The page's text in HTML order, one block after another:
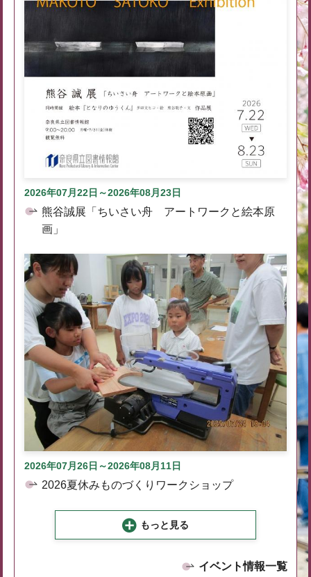
2026年07月22日～2026年08月23日
熊谷誠展「ちいさい舟 アートワークと絵本原
画」
2026年07月26日～2026年08月11日
2026夏休みものづくりワークショップ
もっと見る
イベント情報一覧